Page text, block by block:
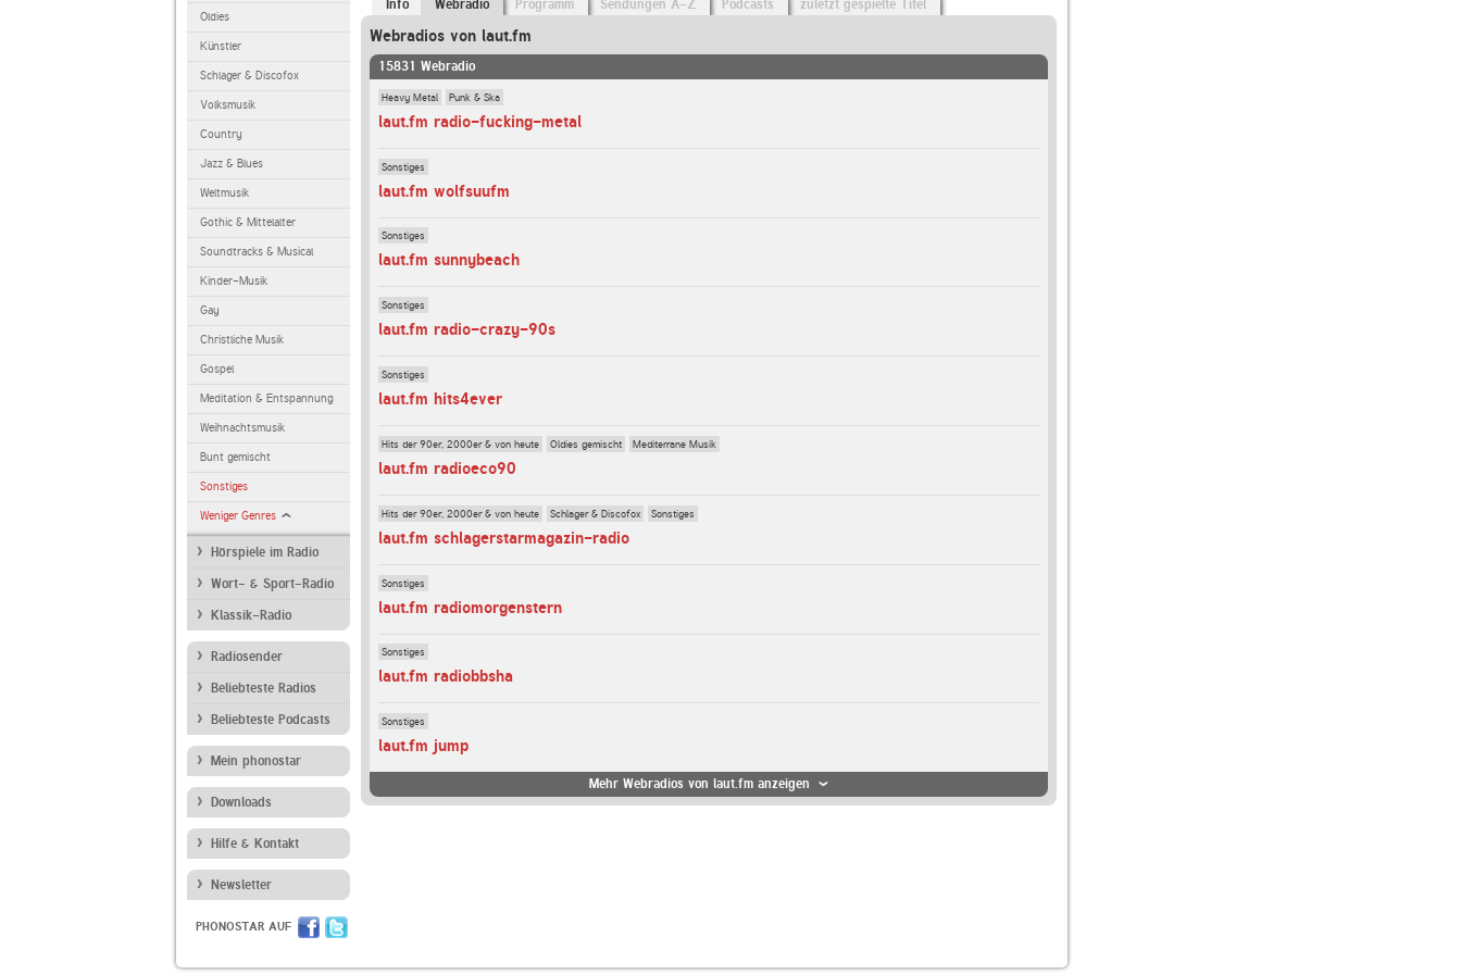
Oldies
Künstler
Schlager & Discofox
Volksmusik
Country
Jazz & Blues
Weltmusik
Gothic & Mittelalter
Soundtracks & Musical
Kinder-Musik
Gay
Christliche Musik
Gospel
Meditation & Entspannung
Weihnachtsmusik
Bunt gemischt
Sonstiges
Weniger Genres
Hörspiele im Radio
Wort- & Sport-Radio
Klassik-Radio
Radiosender
Beliebteste Radios
Beliebteste Podcasts
Mein phonostar
Downloads
Hilfe & Kontakt
Newsletter
PHONOSTAR AUF
Info Webradio Programm Sendungen A-Z Podcasts zuletzt gespielte Titel
Webradios von laut.fm
15831 Webradio
Heavy Metal Punk & Ska
laut.fm radio-fucking-metal
Sonstiges
laut.fm wolfsuufm
Sonstiges
laut.fm sunnybeach
Sonstiges
laut.fm radio-crazy-90s
Sonstiges
laut.fm hits4ever
Hits der 90er, 2000er & von heute Oldies gemischt Mediterrane Musik
laut.fm radioeco90
Hits der 90er, 2000er & von heute Schlager & Discofox Sonstiges
laut.fm schlagerstarmagazin-radio
Sonstiges
laut.fm radiomorgenstern
Sonstiges
laut.fm radiobbsha
Sonstiges
laut.fm jump
Mehr Webradios von laut.fm anzeigen